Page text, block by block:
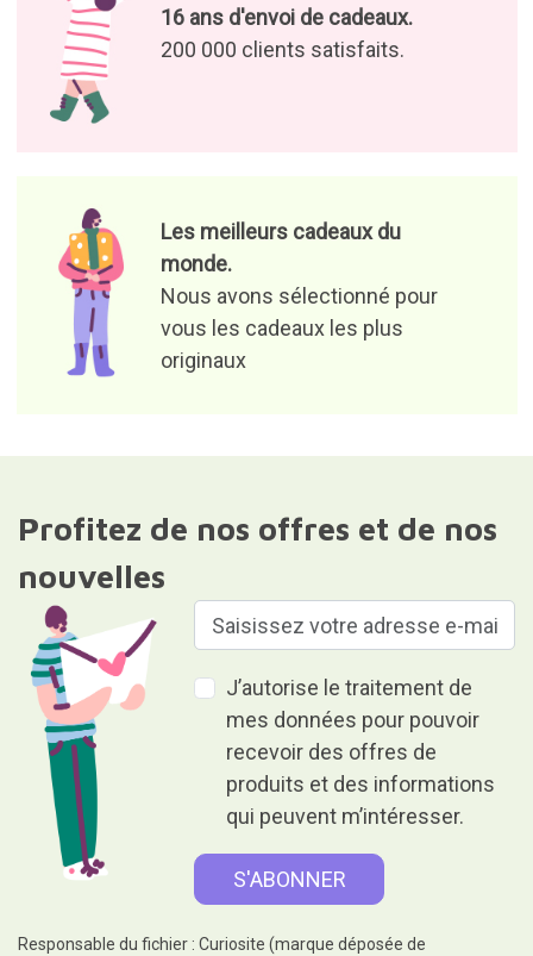
16 ans d'envoi de cadeaux.
200 000 clients satisfaits.
Les meilleurs cadeaux du
monde.
Nous avons sélectionné pour
vous les cadeaux les plus
originaux
Profitez de nos offres et de nos
nouvelles
J’autorise le traitement de
mes données pour pouvoir
recevoir des offres de
produits et des informations
qui peuvent m’intéresser.
Responsable du fichier : Curiosite (marque déposée de